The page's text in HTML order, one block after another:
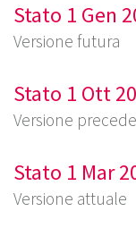
Stato 1 Gen
Versione futura
Stato 1 Ott
Versione
Stato 1 Mar
Versione attuale